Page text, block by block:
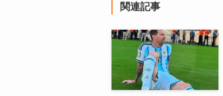
関連記事